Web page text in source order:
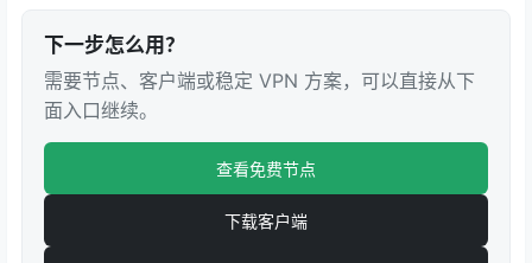
下一步怎么用？
需要节点、客户端或稳定 VPN 方案，可以直接从下
面入口继续。
查看免费节点
下载客户端